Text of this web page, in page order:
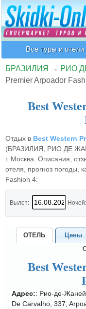
Все туры и отели
БРАЗИЛИЯ → РИО
Premier Arpoador
Best
Отдых в Best Western
(БРАЗИЛИЯ, РИО ДЕ
г. Москва. Описания,
отеля, прогноз погоды,
Fashion 4:
Вылет: Ночей:
ОТЕЛЬ Цены
Best
Адрес:: Рио-де-
De Carvalho, 337;